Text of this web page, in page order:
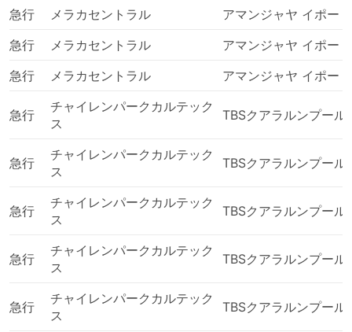
急行 メラカセントラル
アマンジャヤ イポー
急行
メラカセントラル
アマンジャヤ イポー
急行
メラカセントラル アマンジャヤ イポー
急行
チャイレンパークカルテック
ス
TBSクアラルンプール
急行
チャイレンパークカルテック
ス
TBSクアラルンプール
急行
チャイレンパークカルテック
ス
TBSクアラルンプール
急行
チャイレンパークカルテック
ス
TBSクアラルンプール
急行
チャイレンパークカルテック
ス
TBSクアラルンプール